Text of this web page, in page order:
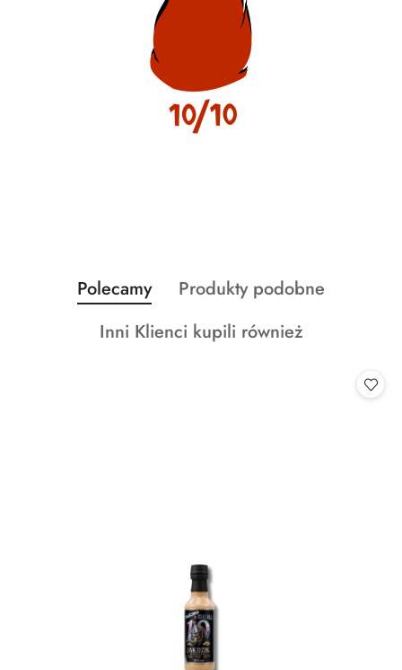
Pomiń karuzelę produktów
Produkty
o
statusie:
Polecamy
Produkty
statusie:
Produkty podobne
Produkty
Inni Klienci kupili również